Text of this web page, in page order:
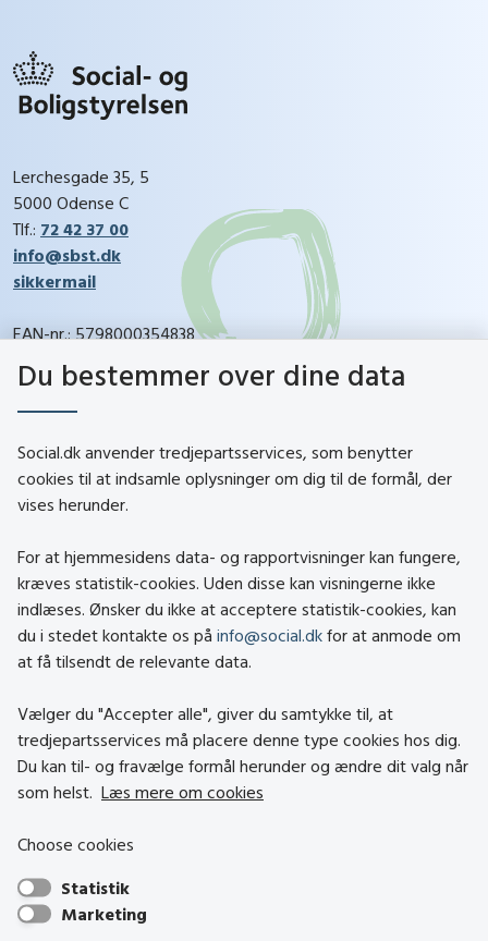
Lerchesgade 35, 5
5000 Odense C
Tlf.: 72 42 37 00
info@sbst.dk
sikkermail
EAN-nr.: 5798000354838
CVR-nr.: 26144698
Kontakt
About social.dk
Tilgængelighedserklæring
Om brugen af cookies
Besøg også
Socialministeriet
Hjælpemiddelbasen
Center mod Menneskehandel
Du bestemmer over dine data
Social.dk anvender tredjepartsservices, som benytter
cookies til at indsamle oplysninger om dig til de formål, der
vises herunder.
For at hjemmesidens data- og rapportvisninger kan fungere,
kræves statistik-cookies. Uden disse kan visningerne ikke
indlæses. Ønsker du ikke at acceptere statistik-cookies, kan
du i stedet kontakte os på info@social.dk for at anmode om
at få tilsendt de relevante data.
Vælger du "Accepter alle", giver du samtykke til, at
tredjepartsservices må placere denne type cookies hos dig.
Du kan til- og fravælge formål herunder og ændre dit valg når
som helst. Læs mere om cookies
Choose cookies
Statistik
Marketing